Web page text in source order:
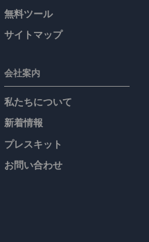
無料ツール
サイトマップ
会社案内
私たちについて
新着情報
プレスキット
お問い合わせ